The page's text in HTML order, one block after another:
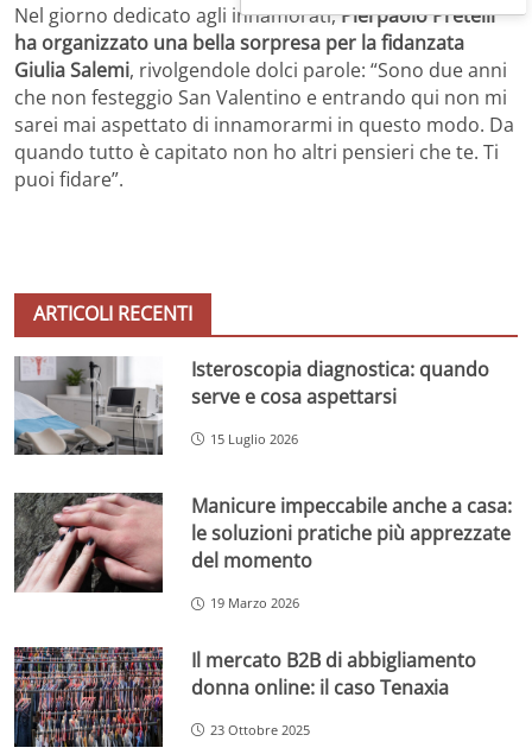
Nel giorno dedicato agli innamorati,Pierpaolo Pretelli
ha organizzato una bella sorpresa per la fidanzata
Giulia Salemi, rivolgendole dolci parole: “Sono due anni
che non festeggio San Valentino e entrando qui non mi
sarei mai aspettato di innamorarmi in questo modo. Da
quando tutto è capitato non ho altri pensieri che te. Ti
puoi fidare”.
ARTICOLI RECENTI
Isteroscopia diagnostica: quando
serve e cosa aspettarsi
15 Luglio 2026
Manicure impeccabile anche a casa:
le soluzioni pratiche più apprezzate
del momento
19 Marzo 2026
Il mercato B2B di abbigliamento
donna online: il caso Tenaxia
23 Ottobre 2025